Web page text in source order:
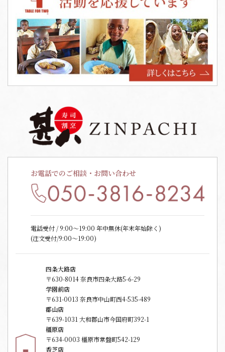
お電話でのご相談・お問い合わせ
電話受付 / 9:00〜19:00 年中無休(年末年始除く)
(注文受付/9:00～19:00)
四条大路店
〒630-8014 奈良市四条大路5-6-29
学園前店
〒631-0013 奈良市中山町西4-535-489
郡山店
〒639-1031 大和郡山市今国府町392-1
橿原店
〒634-0003 橿原市常盤町542-129
香芝店